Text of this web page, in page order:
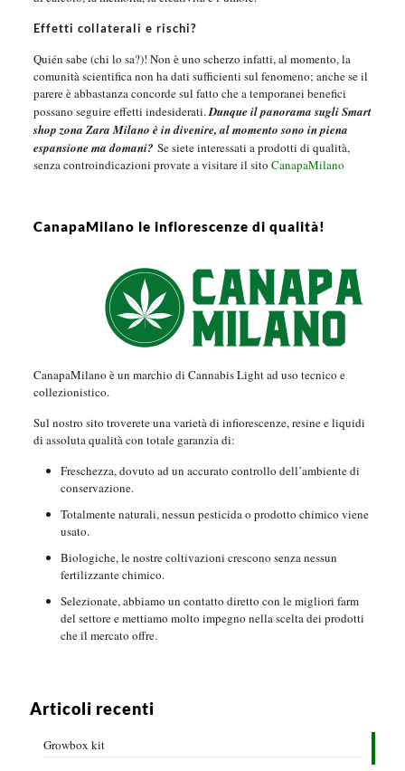
Effetti collaterali e rischi?
Quién sabe (chi lo sa?)! Non è uno scherzo infatti, al momento, la
comunità scientifica non ha dati sufficienti sul fenomeno; anche se il
parere è abbastanza concorde sul fatto che a temporanei benefici
possano seguire effetti indesiderati. Dunque il panorama sugli Smart
shop zona Zara Milano è in divenire, al momento sono in piena
espansione ma domani? Se siete interessati a prodotti di qualità,
senza controindicazioni provate a visitare il sito CanapaMilano
CanapaMilano le infiorescenze di qualità!
CanapaMilano è un marchio di Cannabis Light ad uso tecnico e
collezionistico.
Sul nostro sito troverete una varietà di infiorescenze, resine e liquidi
di assoluta qualità con totale garanzia di:
Freschezza, dovuto ad un accurato controllo dell’ambiente di
conservazione.
Totalmente naturali, nessun pesticida o prodotto chimico viene
usato.
Biologiche, le nostre coltivazioni crescono senza nessun
fertilizzante chimico.
Selezionate, abbiamo un contatto diretto con le migliori farm
del settore e mettiamo molto impegno nella scelta dei prodotti
che il mercato offre.
Articoli recenti
Growbox kit